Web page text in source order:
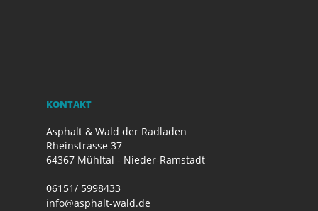
KONTAKT
Asphalt & Wald der Radladen
Rheinstrasse 37
64367 Mühltal - Nieder-Ramstadt
06151/ 5998433
info@asphalt-wald.de